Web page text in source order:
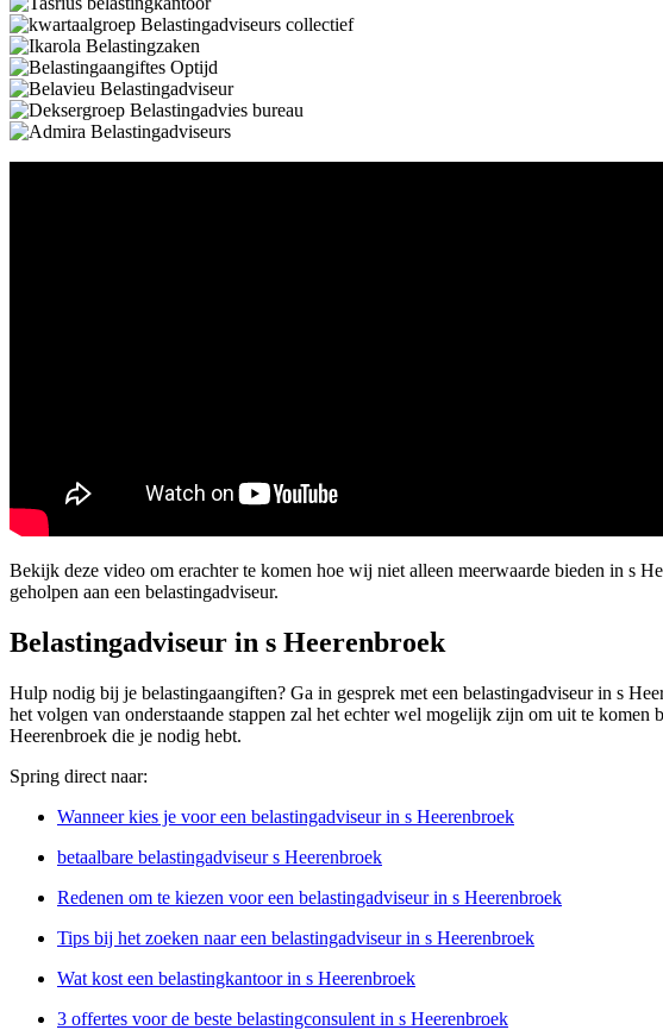
Bekijk deze video om erachter te komen hoe wij niet alleen meerwaarde bieden in s
geholpen aan een belastingadviseur.
Belastingadviseur in s Heerenbroek
Hulp nodig bij je belastingaangiften? Ga in gesprek met een belastingadviseur in s
het volgen van onderstaande stappen zal het echter wel mogelijk zijn om uit te
Heerenbroek die je nodig hebt.
Spring direct naar:
Wanneer kies je voor een belastingadviseur in s Heerenbroek
betaalbare belastingadviseur s Heerenbroek
Redenen om te kiezen voor een belastingadviseur in s Heerenbroek
Tips bij het zoeken naar een belastingadviseur in s Heerenbroek
Wat kost een belastingkantoor in s Heerenbroek
3 offertes voor de beste belastingconsulent in s Heerenbroek